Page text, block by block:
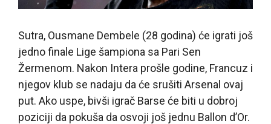
Sutra, Ousmane Dembele (28 godina) će igrati još
jedno finale Lige šampiona sa Pari Sen
Žermenom. Nakon Intera prošle godine, Francuz i
njegov klub se nadaju da će srušiti Arsenal ovaj
put. Ako uspe, bivši igrač Barse će biti u dobroj
poziciji da pokuša da osvoji još jednu Ballon d’Or.